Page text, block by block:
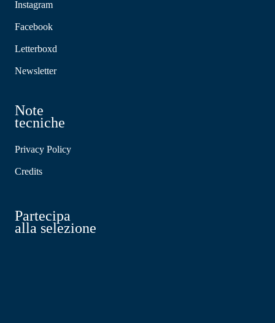
Instagram
Facebook
Letterboxd
Newsletter
Note
tecniche
Privacy Policy
Credits
Partecipa
alla selezione